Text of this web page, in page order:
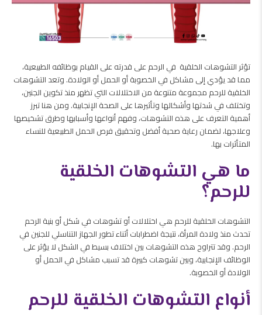
تؤثر التشوهات الخلقية في الرحم على قدرته على القيام بوظائفه الطبيعية،
مما قد يؤدي إلى مشاكل في الخصوبة أو الحمل أو الولادة. وتعد التشوهات
الخلقية للرحم مجموعة متنوعة من الاختلالات التي تظهر منذ تكوين الجنين،
وتختلف في شدتها وأشكالها وتأثيرها على الصحة الإنجابية. ومن هنا تبرز
أهمية التعرف على هذه التشوهات، وفهم أنواعها وأسبابها وطرق تشخيصها
وعلاجها، لضمان رعاية صحية أفضل وتحقيق فرص الحمل الطبيعية للنساء
المتأثرات بها.
ما هي التشوهات الخلقية
للرحم؟
التشوهات الخلقية للرحم هي اختلالات أو تشوهات في شكل أو بنية الرحم
تحدث منذ ولادة المرأة، نتيجة اضطرابات أثناء تطور الجهاز التناسلي للجنين في
الرحم. وقد تتراوح هذه التشوهات بين اختلاف بسيط في الشكل لا يؤثر على
الوظائف الإنجابية، وبين تشوهات كبيرة قد تسبب مشاكل في الحمل أو
الولادة أو الخصوبة.
أنواع التشوهات الخلقية للرحم